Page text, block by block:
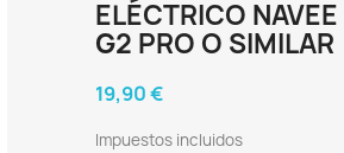
ELÉCTRICO
G2 PRO O SIMILAR
19,90 €
Impuestos incluidos